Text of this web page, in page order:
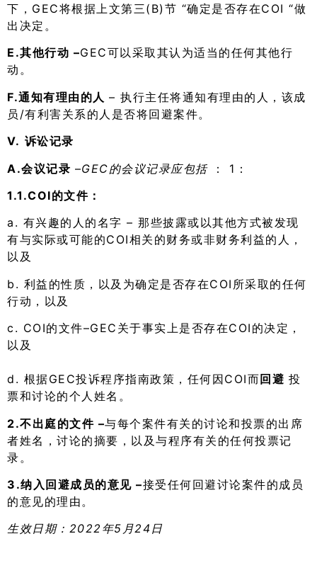
下，GEC将根据上文第三(B)节 “确定是否存在COI “做
出决定。
E.其他行动 –GEC可以采取其认为适当的任何其他行
动。
F.通知有理由的人 – 执行主任将通知有理由的人，该成
员/有利害关系的人是否将回避案件。
V. 诉讼记录
A.会议记录 –GEC的会议记录应包括
： 1：
1.1.COI的文件：
a. 有兴趣的人的名字 – 那些披露或以其他方式被发现
有与实际或可能的COI相关的财务或非财务利益的人，
以及
b. 利益的性质，以及为确定是否存在COI所采取的任何
行动，以及
c. COI的文件–GEC关于事实上是否存在COI的决定，
以及
d. 根据GEC投诉程序指南政策，任何因COI而 回避 投
票和讨论的个人姓名。
2.不出庭的文件 –与每个案件有关的讨论和投票的出席
者姓名，讨论的摘要，以及与程序有关的任何投票记
录。
3.纳入回避成员的意见 –接受任何回避讨论案件的成员
的意见的理由。
生效日期：2022年5月24日